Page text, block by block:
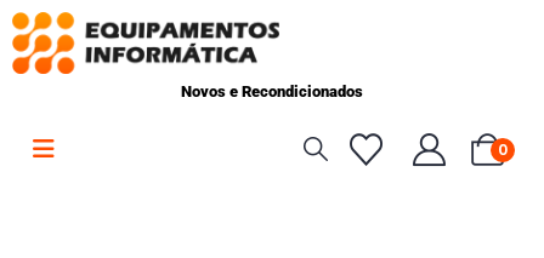
Novos e Recondicionados
0